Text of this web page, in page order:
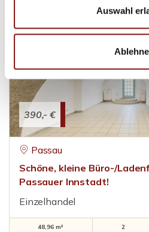
Auswahl
390,- €
Passau
Schöne, kleine Büro-/
Passauer Innstadt!
Einzelhandel
48,96 m²
2